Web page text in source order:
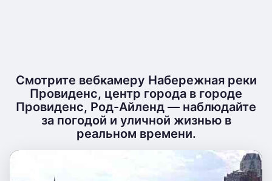
Смотрите вебкамеру Набережная реки
Провиденс, центр города в городе
Провиденс, Род-Айленд — наблюдайте
за погодой и уличной жизнью в
реальном времени.